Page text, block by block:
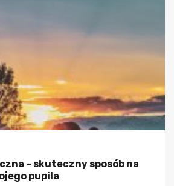
– skuteczny sposób na
pupila